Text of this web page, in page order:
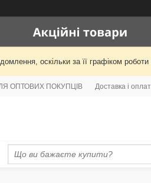
оскільки за її графіком
ОПТОВИХ ПОКУПЦІВ Доставка і